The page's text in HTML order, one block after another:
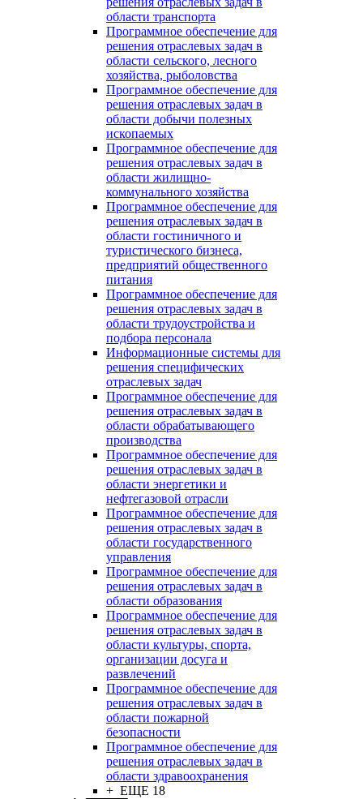
области транспорта
Программное обеспечение для
решения отраслевых задач в
области сельского, лесного
хозяйства, рыболовства
Программное обеспечение для
решения отраслевых задач в
области добычи полезных
ископаемых
Программное обеспечение для
решения отраслевых задач в
области жилищно-
коммунального хозяйства
Программное обеспечение для
решения отраслевых задач в
области гостиничного и
туристического бизнеса,
предприятий общественного
питания
Программное обеспечение для
решения отраслевых задач в
области трудоустройства и
подбора персонала
Информационные системы для
решения специфических
отраслевых задач
Программное обеспечение для
решения отраслевых задач в
области обрабатывающего
производства
Программное обеспечение для
решения отраслевых задач в
области энергетики и
нефтегазовой отрасли
Программное обеспечение для
решения отраслевых задач в
области государственного
управления
Программное обеспечение для
решения отраслевых задач в
области образования
Программное обеспечение для
решения отраслевых задач в
области культуры, спорта,
организации досуга и
развлечений
Программное обеспечение для
решения отраслевых задач в
области пожарной
безопасности
Программное обеспечение для
решения отраслевых задач в
области здравоохранения
+ ЕЩЕ 18